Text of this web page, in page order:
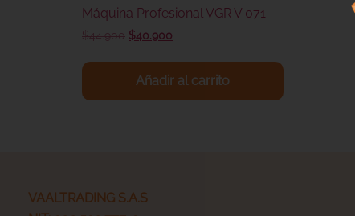
Máquina Profesional VGR V 071
$44.900 $40.900
Añadir al carrito
VAALTRADING S.A.S